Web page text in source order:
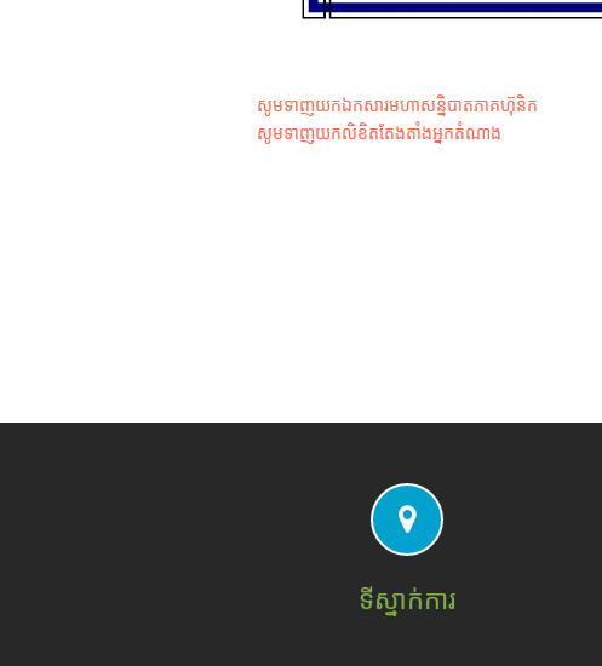
សូមទាញយកឯកសារមហាសន្និបាតភាគហ៊ុនិក
សូមទាញយកលិខិតតែងតាំងអ្នកតំណាង
ទីស្នាក់ការ